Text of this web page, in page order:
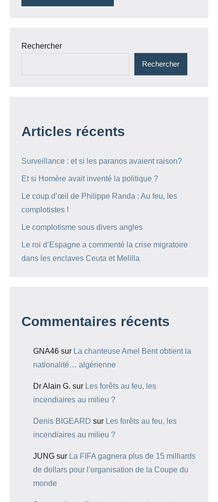
Rechercher
Rechercher
Articles récents
Surveillance : et si les paranos avaient raison?
Et si Homère avait inventé la politique ?
Le coup d’œil de Philippe Randa : Au feu, les
complotistes !
Le complotisme sous divers angles
Le roi d’Espagne a commenté la crise migratoire
dans les enclaves Ceuta et Melilla
Commentaires récents
GNA46 sur La chanteuse Amel Bent obtient la
nationalité… algérienne
Dr Alain G. sur Les forêts au feu, les
incendiaires au milieu ?
Denis BIGEARD sur Les forêts au feu, les
incendiaires au milieu ?
JUNG sur La FIFA gagnera plus de 15 milliards
de dollars pour l’organisation de la Coupe du
monde